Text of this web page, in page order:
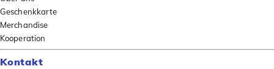
Geschenkkarte
Merchandise
Kooperation
Kontakt